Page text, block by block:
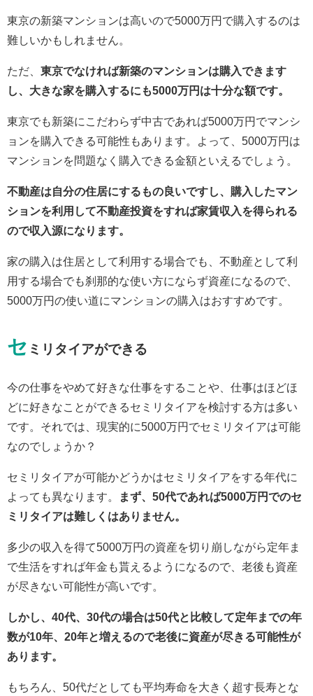
東京の新築マンションは高いので5000万円で購入するのは
難しいかもしれません。
ただ、 東京でなければ新築のマンションは購入できます
し、大きな家を購入するにも5000万円は十分な額です。
東京でも新築にこだわらず中古であれば5000万円でマンシ
ョンを購入できる可能性もあります。よって、5000万円は
マンションを問題なく購入できる金額といえるでしょう。
不動産は自分の住居にするもの良いですし、購入したマン
ションを利用して不動産投資をすれば家賃収入を得られる
ので収入源になります。
家の購入は住居として利用する場合でも、不動産として利
用する場合でも刹那的な使い方にならず資産になるので、
5000万円の使い道にマンションの購入はおすすめです。
セ ミリタイアができる
今の仕事をやめて好きな仕事をすることや、仕事はほどほ
どに好きなことができるセミリタイアを検討する方は多い
です。それでは、現実的に5000万円でセミリタイアは可能
なのでしょうか？
セミリタイアが可能かどうかはセミリタイアをする年代に
よっても異なります。
まず、50代であれば5000万円でのセ
ミリタイアは難しくはありません。
多少の収入を得て5000万円の資産を切り崩しながら定年ま
で生活をすれば年金も貰えるようになるので、老後も資産
が尽きない可能性が高いです。
しかし、40代、30代の場合は50代と比較して定年までの年
数が10年、20年と増えるので老後に資産が尽きる可能性が
あります。
もちろん、50代だとしても平均寿命を大きく超す長寿とな